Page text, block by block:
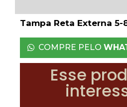
Tampa Reta Externa 5-8
COMPRE PELO
Esse